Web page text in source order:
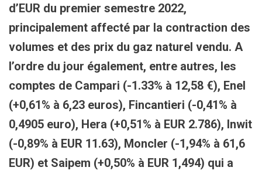
d’EUR du premier semestre 2022,
principalement affecté par la contraction des
volumes et des prix du gaz naturel vendu. A
l’ordre du jour également, entre autres, les
comptes de Campari (-1.33% à 12,58 €), Enel
(+0,61% à 6,23 euros), Fincantieri (-0,41% à
0,4905 euro), Hera (+0,51% à EUR 2.786), Inwit
(-0,89% à EUR 11.63), Moncler (-1,94% à 61,6
EUR) et Saipem (+0,50% à EUR 1,494) qui a